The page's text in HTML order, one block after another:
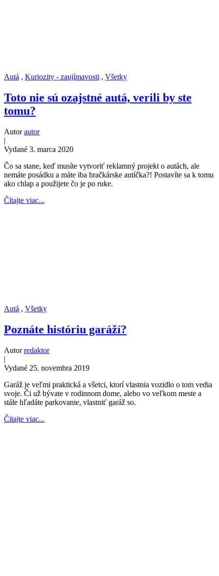
Autá , Kuriozity - zaujímavosti , Všetky
Toto nie sú ozajstné autá, verili by ste
tomu?
Autorautor
|
Vydané 3. marca 2020
Čo sa stane, keď musíte vytvoriť reklamný projekt o autách, ale
nemáte posádku a máte iba hračkárske autíčka?! Postavíte sa k tomu
ako chlap a použijete čo je po ruke.
Čítajte viac...
Autá , Všetky
Poznáte históriu garáží?
Autorredaktor
|
Vydané 25. novembra 2019
Garáž je veľmi praktická a všetci, ktorí vlastnia vozidlo o tom vedia
svoje. Či už bývate v rodinnom dome, alebo vo veľkom meste a
stále hľadáte parkovanie, vlastniť garáž so.
Čítajte viac...